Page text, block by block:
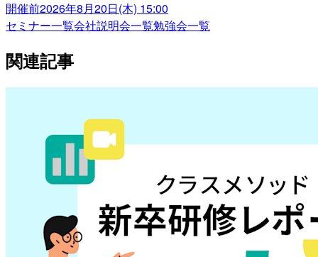
開催前2026年8月20日(木) 15:00
セミナー一覧会社説明会一覧勉強会一覧
関連記事